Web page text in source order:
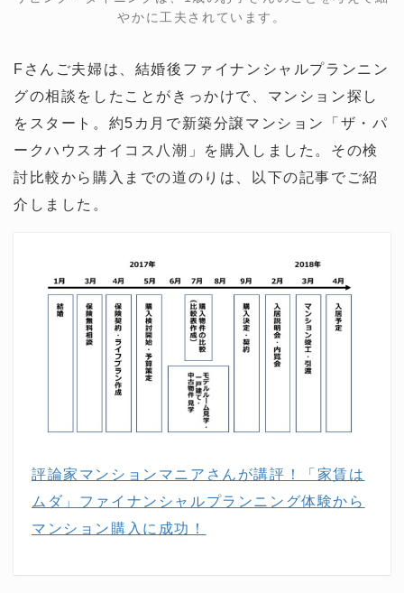
やかに工夫されています。
Fさんご夫婦は、結婚後ファイナンシャルプランニン
グの相談をしたことがきっかけで、マンション探し
をスタート。約5カ月で新築分譲マンション「ザ・パ
ークハウスオイコス八潮」を購入しました。その検
討比較から購入までの道のりは、以下の記事でご紹
介しました。
評論家マンションマニアさんが講評！「家賃は
ムダ」ファイナンシャルプランニング体験から
マンション購入に成功！